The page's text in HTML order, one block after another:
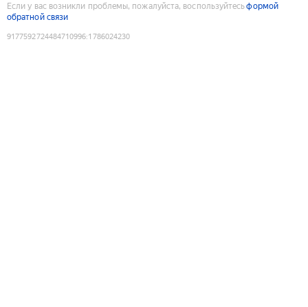
Если у вас возникли проблемы, пожалуйста, воспользуйтесьформой
обратной связи
9177592724484710996:1786024230